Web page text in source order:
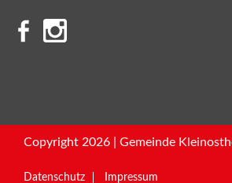
Copyright 2026 | Gemeinde
Datenschutz Impressum